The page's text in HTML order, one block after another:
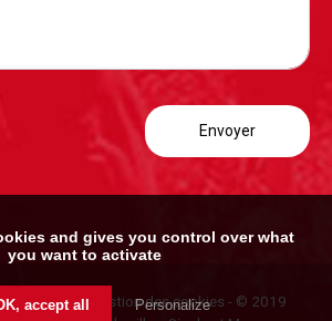
légales- Gestion des cookies - © 2019
and gives you control over what
you want to activate
accept all Personalize